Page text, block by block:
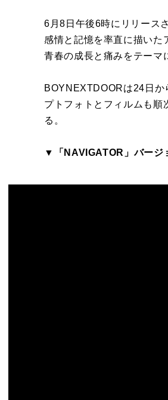
6月8日午後6時にリリース
感情と記憶を率直に描いた
青春の成長と痛みをテーマ
BOYNEXTDOORは24日
プトフォトとフィルムも順
る。
▼「NAVIGATOR」バージ